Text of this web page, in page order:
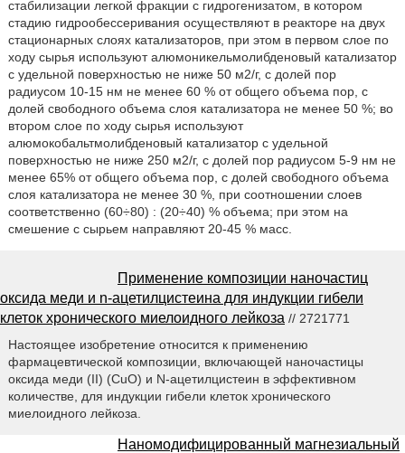
стабилизации легкой фракции с гидрогенизатом, в котором
стадию гидрообессеривания осуществляют в реакторе на двух
стационарных слоях катализаторов, при этом в первом слое по
ходу сырья используют алюмоникельмолибденовый катализатор
с удельной поверхностью не ниже 50 м2/г, с долей пор
радиусом 10-15 нм не менее 60 % от общего объема пор, с
долей свободного объема слоя катализатора не менее 50 %; во
втором слое по ходу сырья используют
алюмокобальтмолибденовый катализатор с удельной
поверхностью не ниже 250 м2/г, с долей пор радиусом 5-9 нм не
менее 65% от общего объема пор, с долей свободного объема
слоя катализатора не менее 30 %, при соотношении слоев
соответственно (60÷80) : (20÷40) % объема; при этом на
смешение с сырьем направляют 20-45 % масс.
Применение композиции наночастиц
оксида меди и n-ацетилцистеина для индукции гибели
клеток хронического миелоидного лейкоза // 2721771
Настоящее изобретение относится к применению
фармацевтической композиции, включающей наночастицы
оксида меди (II) (CuO) и N-ацетилцистеин в эффективном
количестве, для индукции гибели клеток хронического
миелоидного лейкоза.
Наномодифицированный магнезиальный